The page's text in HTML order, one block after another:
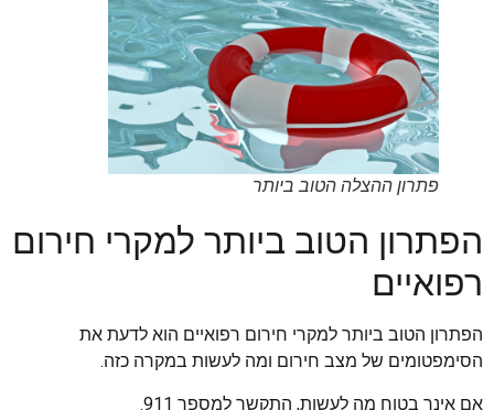
פתרון ההצלה הטוב ביותר
הפתרון הטוב ביותר למקרי חירום
רפואיים
הפתרון הטוב ביותר למקרי חירום רפואיים הוא לדעת את
הסימפטומים של מצב חירום ומה לעשות במקרה כזה.
אם אינך בטוח מה לעשות, התקשר למספר 911.